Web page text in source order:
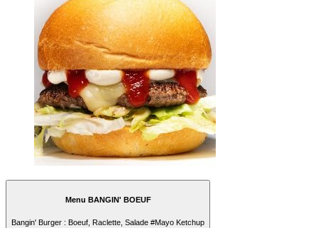
Menu BANGIN' BOEUF
Bangin' Burger : Boeuf, Raclette, Salade #Mayo Ketchup